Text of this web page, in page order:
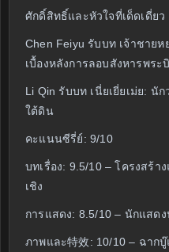
ศักดิ์สิทธิ์และหัวใจที่เด็ดเดี่ยว
Chen Feiyu รับบท เจ้าชาย
เบื้องหลังการลอบสังหารพระ
Li Qin รับบท เนี่ยเยี่ยเม่ย: นั
ใต้ดิน
คะแนนซีรี่ย์: 9/10
บทเรื่อง: 9.5/10 – โครงสร้
เชิง
การแสดง: 8.5/10 – นักแสด
ภาพและ特效: 10/10 – ฉาก